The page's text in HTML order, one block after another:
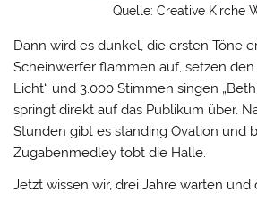
Quelle: Creative Kirche
Dann wird es dunkel, die ersten Töne
Scheinwerfer flammen auf, setzen den
Licht“ und 3.000 Stimmen singen
springt direkt auf das Publikum über.
Stunden gibt es standing Ovation und
Zugabenmedley tobt die Halle.
Jetzt wissen wir, drei Jahre warten und